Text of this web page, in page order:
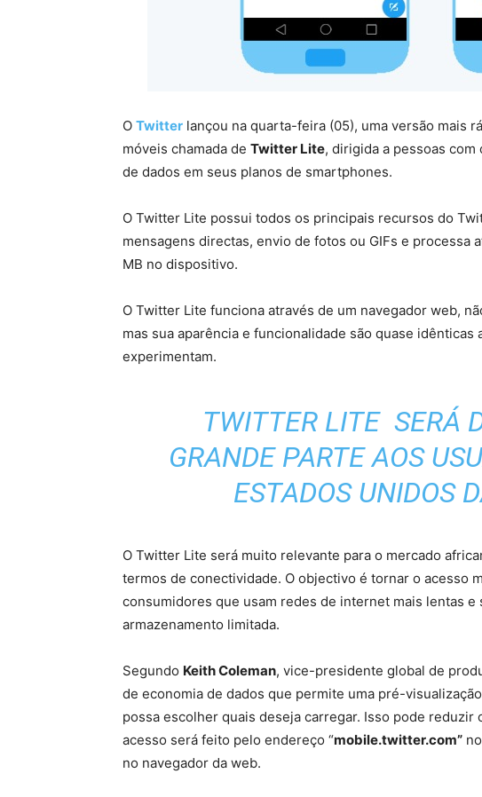
O Twitter lançou na quarta-feira (05), uma versão mais
móveis chamada de Twitter Lite, dirigida a pessoas
de dados em seus planos de smartphones.
O Twitter Lite possui todos os principais recursos do
mensagens directas, envio de fotos ou GIFs e processa
MB no dispositivo.
O Twitter Lite funciona através de um navegador web,
mas sua aparência e funcionalidade são quase
experimentam.
TWITTER LITE SERÁ
GRANDE PARTE AOS
ESTADOS UNIDOS
O Twitter Lite será muito relevante para o mercado
termos de conectividade. O objectivo é tornar o acesso
consumidores que usam redes de internet mais lentas e
armazenamento limitada.
Segundo Keith Coleman, vice-presidente global de
de economia de dados que permite uma pré-
possa escolher quais deseja carregar. Isso pode reduzir
acesso será feito pelo endereço “mobile.twitter.com”
no navegador da web.